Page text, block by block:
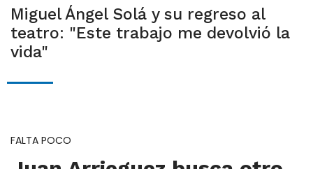
Miguel Ángel Solá y su regreso al
teatro: "Este trabajo me devolvió la
vida"
FALTA POCO